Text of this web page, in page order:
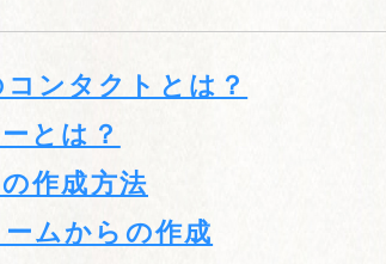
ンタクトとは？
とは？
作成方法
ムからの作成